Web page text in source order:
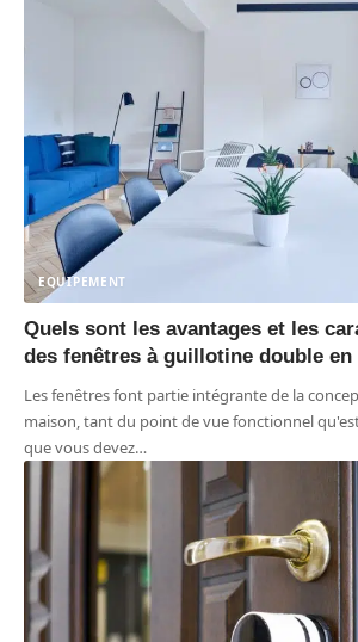
EQUIPEMENT
Quels sont les avantages et les
des fenêtres à guillotine double en
Les fenêtres font partie intégrante de la
maison, tant du point de vue fonctionnel
que vous devez…